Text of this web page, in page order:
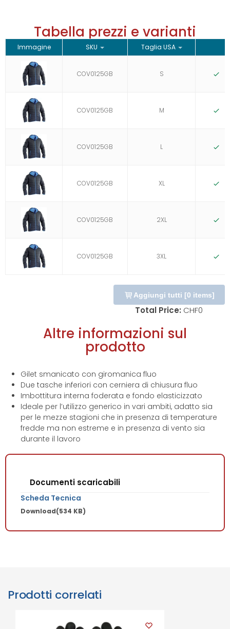
Tabella prezzi e varianti
Immagine SKU Taglia USA
COV0125GB S
COV0125GB M
COV0125GB L
COV0125GB XL
COV0125GB 2XL
COV0125GB 3XL
Aggiungi tutti [0 items]
Total Price: CHF0
Altre informazioni sul
prodotto
Gilet smanicato con giromanica fluo
Due tasche inferiori con cerniera di chiusura fluo
Imbottitura interna foderata e fondo elasticizzato
Ideale per l’utilizzo generico in vari ambiti, adatto sia
per le mezze stagioni che in presenza di temperature
fredde ma non estreme e in presenza di vento sia
durante il lavoro
Documenti scaricabili
Scheda Tecnica
Download(534 KB)
Prodotti correlati